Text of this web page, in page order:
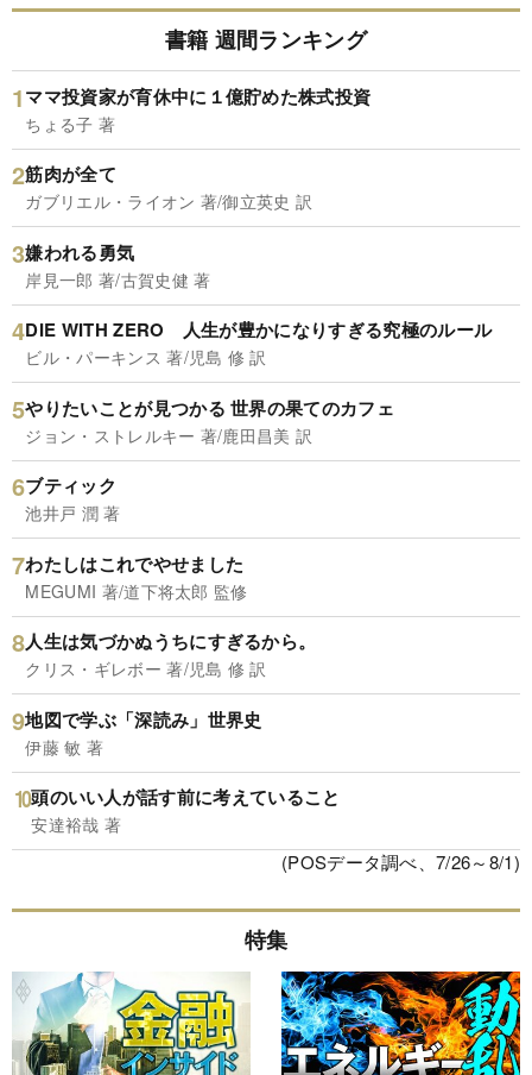
書籍 週間ランキング
ママ投資家が育休中に１億貯めた株式投資
ちょる子 著
筋肉が全て
ガブリエル・ライオン 著/御立英史 訳
嫌われる勇気
岸見一郎 著/古賀史健 著
DIE WITH ZERO 人生が豊かになりすぎる究極のルール
ビル・パーキンス 著/児島 修 訳
やりたいことが見つかる 世界の果てのカフェ
ジョン・ストレルキー 著/鹿田昌美 訳
ブティック
池井戸 潤 著
わたしはこれでやせました
MEGUMI 著/道下将太郎 監修
人生は気づかぬうちにすぎるから。
クリス・ギレボー 著/児島 修 訳
地図で学ぶ「深読み」世界史
伊藤 敏 著
頭のいい人が話す前に考えていること
安達裕哉 著
(POSデータ調べ、7/26～8/1)
特集